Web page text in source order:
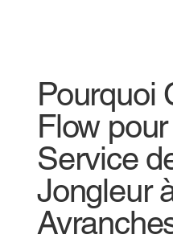
Pourquoi
Flow
Service
Jongleur